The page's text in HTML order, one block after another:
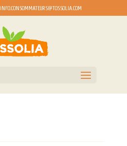
INFO.CONSOMMATEURS@TOSSOLIA.COM